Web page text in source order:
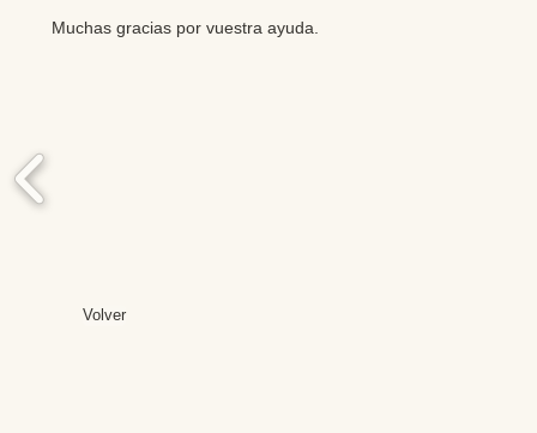
Muchas gracias por vuestra ayuda.
Volver